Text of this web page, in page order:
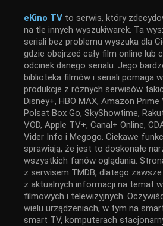
eKino TV to serwis, który
na tle innych wyszukiwarek. Ta
seriali bez problemu wyszuka dla
gdzie obejrzeć cały film online lub
odcinek danego serialu. Jego
biblioteka filmów i seriali pomaga
produkcje z różnych serwisów
Disney+, HBO MAX, Amazon Prime
Polsat Box Go, SkyShowtime,
VOD, Apple TV+, Canal+ Online,
Vider Info i Megogo. Ciekawe
sprawiają, że jest to doskonałe
wszystkich fanów oglądania.
z serwisem TMDB, dlatego
z aktualnych informacji na temat
filmowych i telewizyjnych.
wielu urządzeniach, w tym na
smart TV, komputerach